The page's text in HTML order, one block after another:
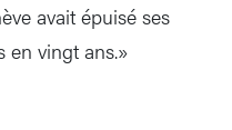
avait épuisé ses
en vingt ans.»